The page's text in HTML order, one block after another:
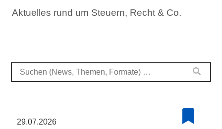
Aktuelles rund um Steuern, Recht & Co.
29.07.2026